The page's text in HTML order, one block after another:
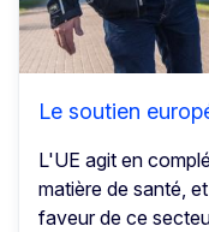
Le soutien
L'UE agit en
matière de santé,
faveur de ce